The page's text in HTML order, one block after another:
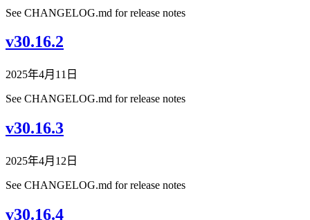
See CHANGELOG.md for release notes
v30.16.2
2025年4月11日
See CHANGELOG.md for release notes
v30.16.3
2025年4月12日
See CHANGELOG.md for release notes
v30.16.4